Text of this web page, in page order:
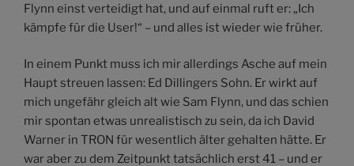
Flynn einst verteidigt hat, und auf einmal ruft er: „Ich
kämpfe für die User!“ – und alles ist wieder wie früher.
In einem Punkt muss ich mir allerdings Asche auf mein
Haupt streuen lassen: Ed Dillingers Sohn. Er wirkt auf
mich ungefähr gleich alt wie Sam Flynn, und das schien
mir spontan etwas unrealistisch zu sein, da ich David
Warner in TRON für wesentlich älter gehalten hätte. Er
war aber zu dem Zeitpunkt tatsächlich erst 41 – und er